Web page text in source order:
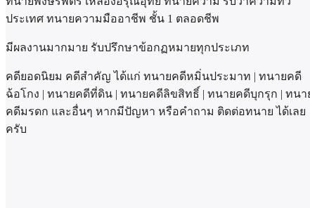
ประเทศ ทนายความมืออาชีพ ชั้น 1 ตลอดชีพ
มีผลงานมากมาย รับปรึกษาข้อกฏหมายทุกประเภท
คดียอดนิยม คดีสำคัญ ได้แก่ ทนายคดีหมิ่นประมาท | ทนายคดี
ฉ้อโกง | ทนายคดีที่ดิน | ทนายคดีลิขสิทธิ์ | ทนายคดีบุกรุก | ทนา
คดีมรดก และอื่นๆ หากมีปัญหา หรือคำถาม ติดต่อทนาย ได้เลย
ครับ